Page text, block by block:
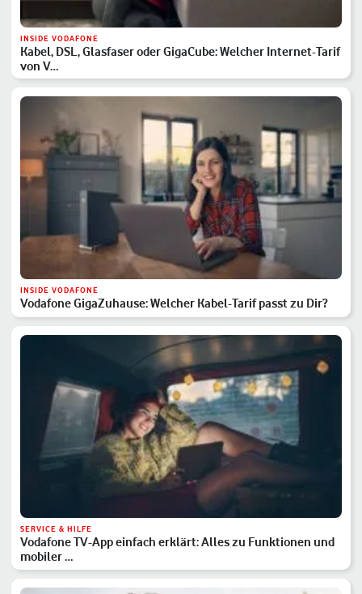
INSIDE VODAFONE
Kabel, DSL, Glasfaser oder GigaCube: Welcher Internet-Tarif
von V…
INSIDE VODAFONE
Vodafone GigaZuhause: Welcher Kabel-Tarif passt zu Dir?
SERVICE & HILFE
Vodafone TV-App einfach erklärt: Alles zu Funktionen und
mobiler …